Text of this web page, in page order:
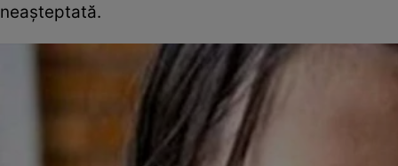
neașteptată.